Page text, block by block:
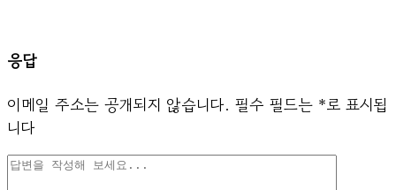
응답
이메일 주소는 공개되지 않습니다. 필수 필드는 *로 표시됩
니다